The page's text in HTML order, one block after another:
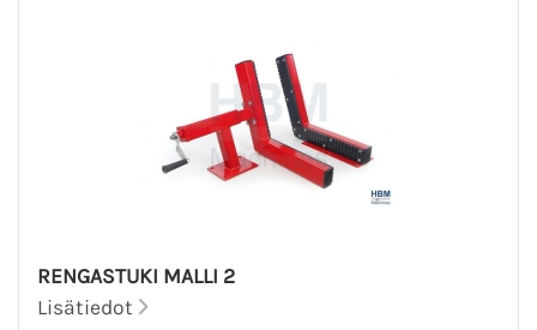
RENGASTUKI MALLI 2
Lisätiedot